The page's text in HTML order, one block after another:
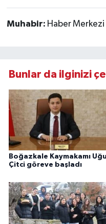
Muhabir: Haber Merkezi
Bunlar da ilginizi
Boğazkale Kaymakamı
Çitci göreve başladı